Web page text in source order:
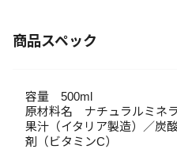
商品スペック
容量 500ml
原材料名 ナチュラルミネ
果汁（イタリア製造）／炭
剤（ビタミンC）